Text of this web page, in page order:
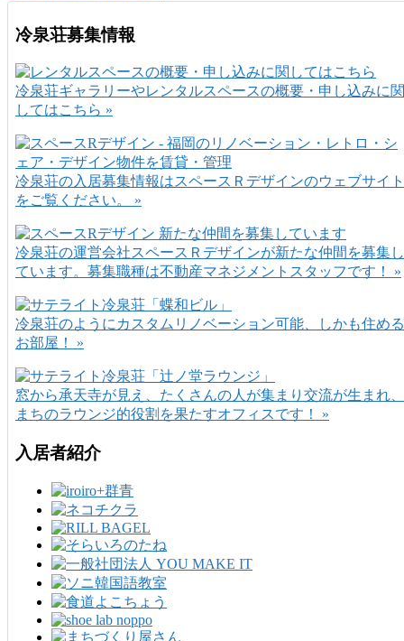
冷泉荘募集情報
冷泉荘ギャラリーやレンタルスペースの概要・申し込みに関
してはこちら »
冷泉荘の入居募集情報はスペースＲデザインのウェブサイト
をご覧ください。 »
冷泉荘の運営会社スペースＲデザインが新たな仲間を募集し
ています。募集職種は不動産マネジメントスタッフです！ »
冷泉荘のようにカスタムリノベーション可能、しかも住める
お部屋！ »
窓から承天寺が見え、たくさんの人が集まり交流が生まれ、
まちのラウンジ的役割を果たすオフィスです！ »
入居者紹介